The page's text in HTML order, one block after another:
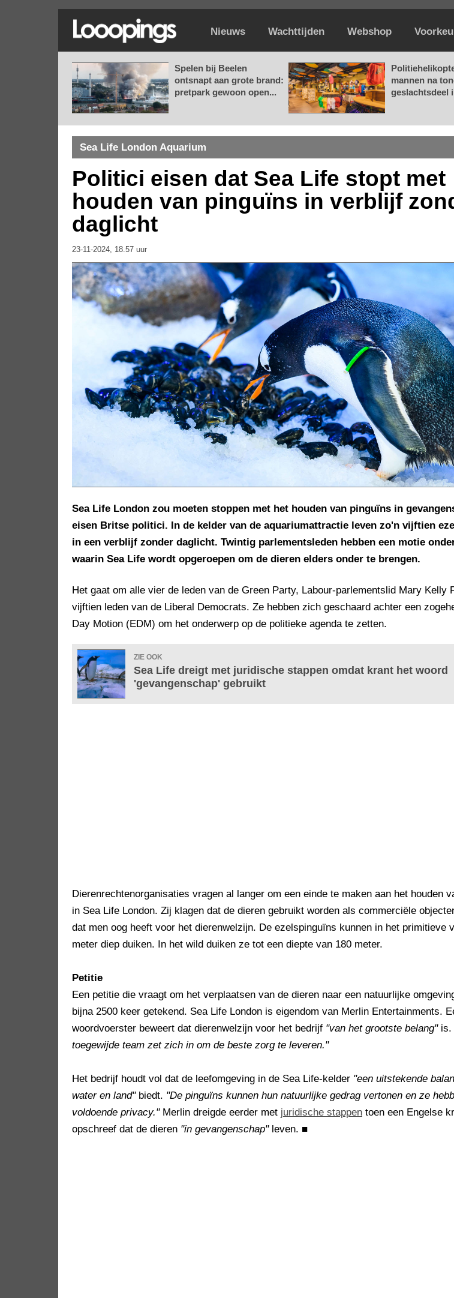
Nieuws Wachttijden Webshop
Spelen bij Beelen
ontsnapt aan grote brand:
pretpark gewoon open...
mannen na
geslachtsdeel
Sea Life London Aquarium
Politici eisen dat Sea Life stopt met
houden van pinguïns in verblijf
daglicht
23-11-2024, 18.57 uur
Sea Life London zou moeten stoppen met het houden van pinguïns in
eisen Britse politici. In de kelder van de aquariumattractie leven zo'n vijftien
in een verblijf zonder daglicht. Twintig parlementsleden hebben een motie
waarin Sea Life wordt opgeroepen om de dieren elders onder te brengen.
Het gaat om alle vier de leden van de Green Party, Labour-parlementslid Mary Kelly
vijftien leden van de Liberal Democrats. Ze hebben zich geschaard achter een
Day Motion (EDM) om het onderwerp op de politieke agenda te zetten.
ZIE OOK
Sea Life dreigt met juridische stappen omdat krant het woord
'gevangenschap' gebruikt
Dierenrechtenorganisaties vragen al langer om een einde te maken aan het houden
in Sea Life London. Zij klagen dat de dieren gebruikt worden als commerciële
dat men oog heeft voor het dierenwelzijn. De ezelspinguïns kunnen in het primitieve
meter diep duiken. In het wild duiken ze tot een diepte van 180 meter.
Petitie
Een petitie die vraagt om het verplaatsen van de dieren naar een natuurlijke
bijna 2500 keer getekend. Sea Life London is eigendom van Merlin Entertainments.
woordvoerster beweert dat dierenwelzijn voor het bedrijf "van het grootste belang"is.
toegewijde team zet zich in om de beste zorg te leveren."
Het bedrijf houdt vol dat de leefomgeving in de Sea Life-kelder "een uitstekende
water en land"biedt. "De pinguïns kunnen hun natuurlijke gedrag vertonen en ze
voldoende privacy."Merlin dreigde eerder met juridische stappen toen een Engelse
opschreef dat de dieren "in gevangenschap"leven. ■